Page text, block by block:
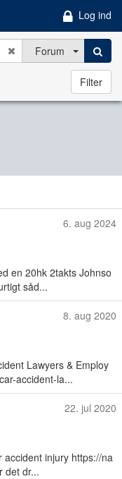
Log ind
Forum
Filter
6. aug 2024
en 20hk 2takts Johnso
såd...
8. aug 2020
Lawyers & Employ
accident-la...
22. jul 2020
accident injury https://na
det dr...